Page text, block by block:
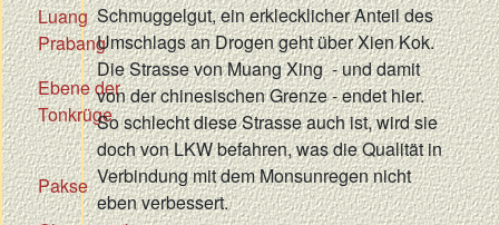
Luang
Prabang
Ebene der
Tonkrüge
Pakse
Schmuggelgut, ein erklecklicher Anteil des
Umschlags an Drogen geht über Xien Kok.
Die Strasse von Muang Xing - und damit
von der chinesischen Grenze - endet hier.
So schlecht diese Strasse auch ist, wird sie
doch von LKW befahren, was die Qualität in
Verbindung mit dem Monsunregen nicht
eben verbessert.